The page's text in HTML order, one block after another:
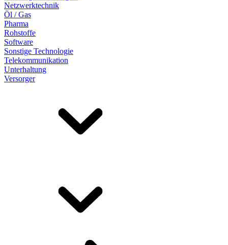
Netzwerktechnik
Öl / Gas
Pharma
Rohstoffe
Software
Sonstige Technologie
Telekommunikation
Unterhaltung
Versorger